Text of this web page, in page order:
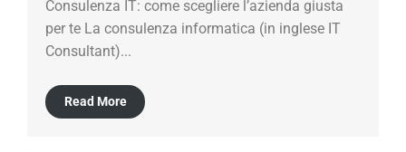
Consulenza IT: come scegliere l’azienda giusta
per te La consulenza informatica (in inglese IT
Consultant)...
Read More